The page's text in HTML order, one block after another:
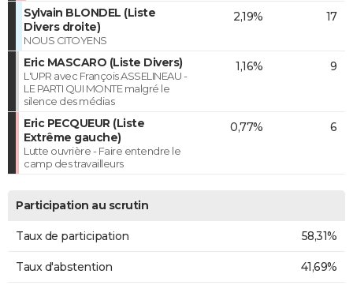
Sylvain BLONDEL (Liste
Divers droite)
NOUS CITOYENS
2,19% 17
Eric MASCARO (Liste Divers)
L'UPR avec François ASSELINEAU -
LE PARTI QUI MONTE malgré le
silence des médias
1,16% 9
Eric PECQUEUR (Liste
Extrême gauche)
Lutte ouvrière - Faire entendre le
camp des travailleurs
0,77% 6
Participation au scrutin
Taux de participation 58,31%
Taux d'abstention 41,69%